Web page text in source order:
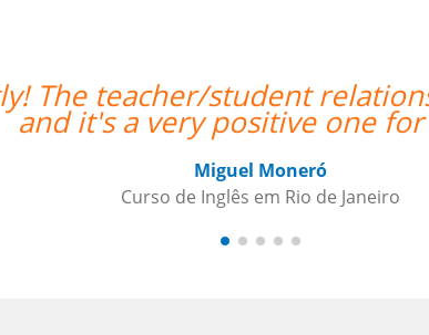
has already been established,